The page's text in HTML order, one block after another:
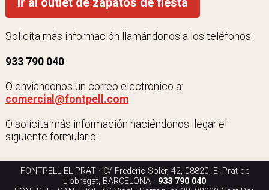
Solicita más información llamándonos a los teléfonos:
933 790 040
O enviándonos un correo electrónico a:
comercial@fontpell.com
O solicita más información haciéndonos llegar el
siguiente formulario:
FONTPELL EL PRAT · C/ Frederic Soler, 42, 08820, El Prat de
Llobregat, BARCELONA · 933 790 040